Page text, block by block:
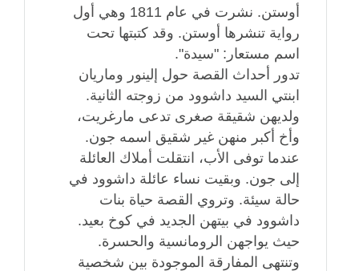
أوستن. نشرت في عام 1811 وهي أول
رواية تنشرها أوستن. وقد كتبتها تحت
اسم مستعار: "سيدة".
تدور أحداث القصة حول إلينور وماريان
ابنتي السيد داشوود من زوجته الثانية.
ولديهن شقيقة صغرى تدعى مارغريت،
وأخ أكبر منهن غير شقيق اسمه جون.
عندما توفى الأب، انتقلت أملاك العائلة
إلى جون. وبقيت نساء عائلة داشوود في
حالة سيئة. وتروي القصة حياة بنات
داشوود في بيتهن الجديد في كوخ بعيد.
حيث يواجهن الرومانسية والحسرة.
وتنتهى المفارقة الموجودة بين شخصية